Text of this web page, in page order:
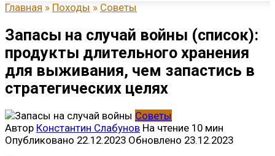
Главная » Походы » Советы
Запасы на случай войны (список):
продукты длительного хранения
для выживания, чем запастись в
стратегических целях
Советы
Автор Константин Слабунов На чтение 10 мин
Опубликовано 22.12.2023 Обновлено 23.12.2023